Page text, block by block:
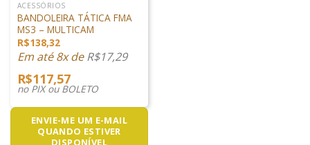
ACESSÓRIOS
BANDOLEIRA TÁTICA FMA
MS3 – MULTICAM
R$138,32
Em até 8x deR$17,29
R$117,57
no PIX ou BOLETO
ENVIE-ME UM E-MAIL
QUANDO ESTIVER
DISPONÍVEL